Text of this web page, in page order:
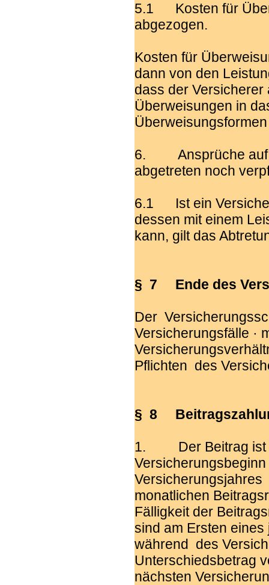
5.1 Kosten für
abgezogen.
Kosten für
dann von den
dass der
Überweisungen in
6. Ansprüche auf
abgetreten noch
6.1 Ist ein
dessen mit einem
kann, gilt das
§ 7 Ende des
Der
Versicherungsfälle ·
Pflichten des
§ 8
1. Der Beitrag ist
Versicherungsjahres
monatlichen
Fälligkeit der
sind am Ersten
während des
Unterschiedsbetrag
nächsten